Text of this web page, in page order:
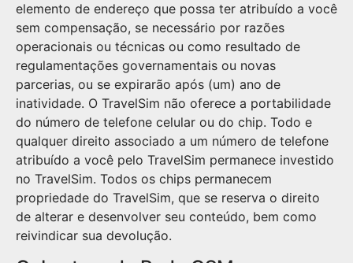
elemento de endereço que possa ter atribuído a você
sem compensação, se necessário por razões
operacionais ou técnicas ou como resultado de
regulamentações governamentais ou novas
parcerias, ou se expirarão após (um) ano de
inatividade. O TravelSim não oferece a portabilidade
do número de telefone celular ou do chip. Todo e
qualquer direito associado a um número de telefone
atribuído a você pelo TravelSim permanece investido
no TravelSim. Todos os chips permanecem
propriedade do TravelSim, que se reserva o direito
de alterar e desenvolver seu conteúdo, bem como
reivindicar sua devolução.